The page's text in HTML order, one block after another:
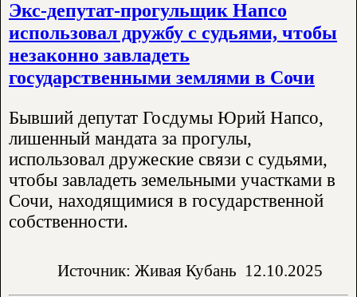
Экс-депутат-прогульщик Напсо
использовал дружбу с судьями, чтобы
незаконно завладеть
государственными землями в Сочи
Бывший депутат Госдумы Юрий Напсо,
лишенный мандата за прогулы,
использовал дружеские связи с судьями,
чтобы завладеть земельными участками в
Сочи, находящимися в государственной
собственности.
Источник: Живая Кубань 12.10.2025